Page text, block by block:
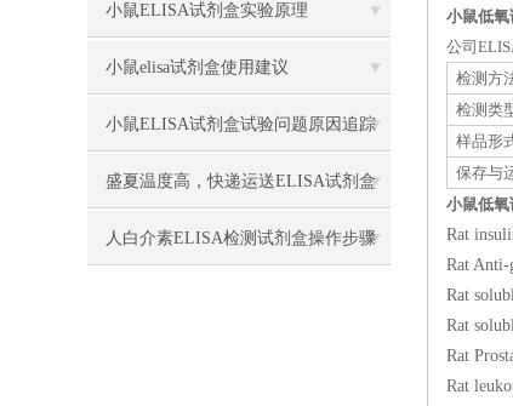
小鼠ELISA试剂盒实验原理
小鼠elisa试剂盒使用建议
小鼠ELISA试剂盒试验问题原因追踪
盛夏温度高，快递运送ELISA试剂盒
要做哪些保温保冷措施防止失效？
人白介素ELISA检测试剂盒​操作步骤
小鼠低
公司
检测方
检测类
样品形
保存与
小鼠低
Rat
Rat
Rat
Rat
Rat
Rat